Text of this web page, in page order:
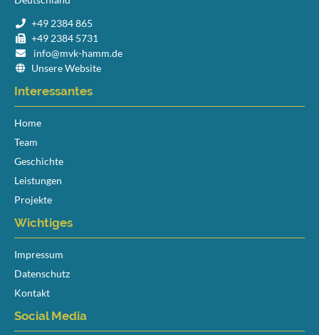
+49 2384 865
+49 2384 5731
info@mvk-hamm.de
Unsere Website
Interessantes
Navigation
überspringen
Home
Team
Geschichte
Leistungen
Projekte
Wichtiges
Navigation
überspringen
Impressum
Datenschutz
Kontakt
Social Media